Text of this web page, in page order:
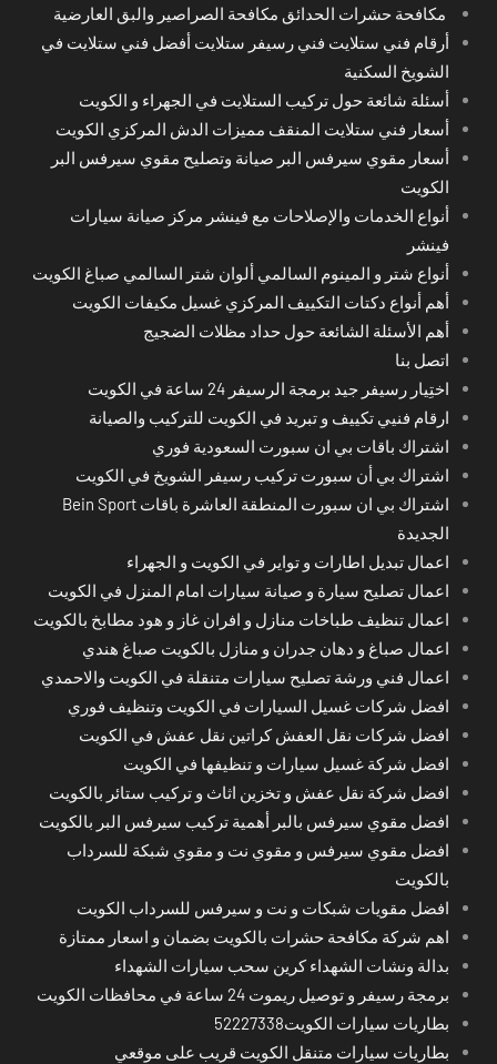
مكافحة حشرات الحدائق مكافحة الصراصير والبق العارضية
أرقام فني ستلايت فني رسيفر ستلايت أفضل فني ستلايت في
الشويخ السكنية
أسئلة شائعة حول تركيب الستلايت في الجهراء و الكويت
أسعار فني ستلايت المنقف مميزات الدش المركزي الكويت
أسعار مقوي سيرفس البر صيانة وتصليح مقوي سيرفس البر
الكويت
أنواع الخدمات والإصلاحات مع فينشر مركز صيانة سيارات
فينشر
أنواع شتر و المينوم السالمي ألوان شتر السالمي صباغ الكويت
أهم أنواع دكتات التكييف المركزي غسيل مكيفات الكويت
أهم الأسئلة الشائعة حول حداد مظلات الضجيج
اتصل بنا
اختِيار رسيفر جيد برمجة الرسيفر 24 ساعة في الكويت
ارقام فنيي تكييف و تبريد في الكويت للتركيب والصيانة
اشتراك باقات بي ان سبورت السعودية فوري
اشتراك بي أن سبورت تركيب رسيفر الشويخ في الكويت
اشتراك بي ان سبورت المنطقة العاشرة باقات Bein Sport
الجديدة
اعمال تبديل اطارات و تواير في الكويت و الجهراء
اعمال تصليح سيارة و صيانة سيارات امام المنزل في الكويت
اعمال تنظيف طباخات منازل و افران غاز و هود مطابخ بالكويت
اعمال صباغ و دهان جدران و منازل بالكويت صباغ هندي
اعمال فني ورشة تصليح سيارات متنقلة في الكويت والاحمدي
افضل شركات غسيل السيارات في الكويت وتنظيف فوري
افضل شركات نقل العفش كراتين نقل عفش في الكويت
افضل شركة غسيل سيارات و تنظيفها في الكويت
افضل شركة نقل عفش و تخزين اثاث و تركيب ستائر بالكويت
افضل مقوي سيرفس بالبر أهمية تركيب سيرفس البر بالكويت
افضل مقوي سيرفس و مقوي نت و مقوي شبكة للسرداب
بالكويت
افضل مقويات شبكات و نت و سيرفس للسرداب الكويت
اهم شركة مكافحة حشرات بالكويت بضمان و اسعار ممتازة
بدالة ونشات الشهداء كرين سحب سيارات الشهداء
برمجة رسيفر و توصيل ريموت 24 ساعة في محافظات الكويت
بطاريات سيارات الكويت52227338
بطاريات سيارات متنقل الكويت قريب على موقعي